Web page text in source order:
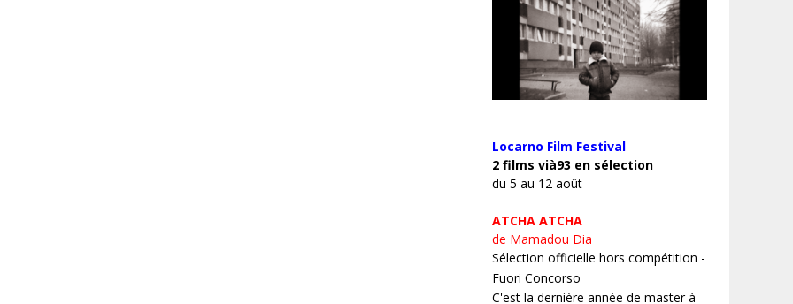
Locarno Film Festival
2 films vià93 en sélection
du 5 au 12 août
ATCHA ATCHA
de Mamadou Dia
Sélection officielle hors compétition -
Fuori Concorso
C'est la dernière année de master à